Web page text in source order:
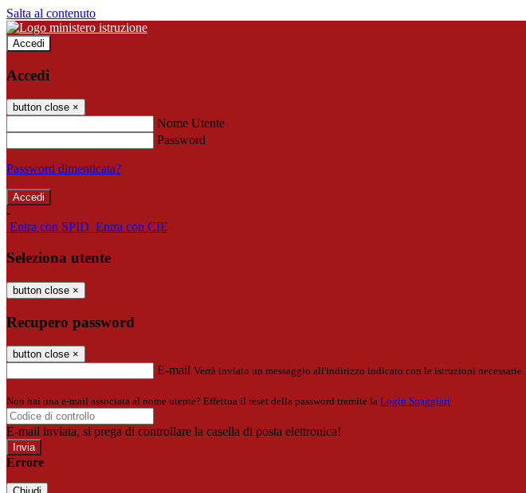
Salta al contenuto
Accedi
Accedi
button close ×
Nome Utente
Password
Password dimenticata?
-
Entra con SPID Entra con CIE
Seleziona utente
button close ×
Recupero password
button close ×
E-mail Verrà inviato un messaggio all'indirizzo indicato con le istruzioni necessarie.
Non hai una e-mail associata al nome utente? Effettua il reset della password tramite la Login Spaggiari
E-mail inviata, si prega di controllare la casella di posta elettronica!
Errore